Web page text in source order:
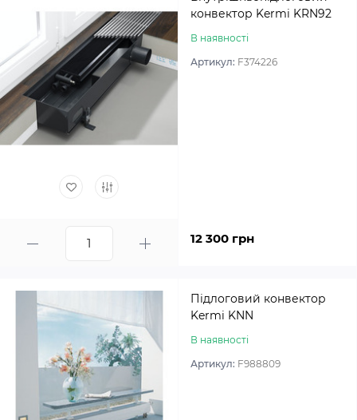
конвектор Kermi KRN92
В наявності
Артикул: F374226
12 300 грн
Підлоговий конвектор
Kermi KNN
В наявності
Артикул: F988809